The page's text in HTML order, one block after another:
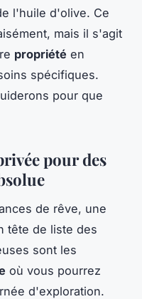
l'huile d'olive. Ce
mais il s'agit
propriété en
spécifiques.
pour que
pour des
de rêve, une
tête de liste des
sont les
où vous pourrez
d'exploration.